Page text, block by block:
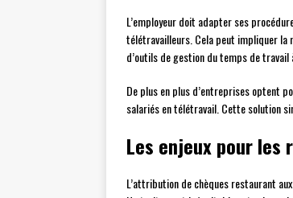
L’employeur doit adapter ses
télétravailleurs. Cela peut impliquer la
d’outils de gestion du temps de travail
De plus en plus d’entreprises optent
salariés en télétravail. Cette solution
Les enjeux pour les
L’attribution de chèques restaurant